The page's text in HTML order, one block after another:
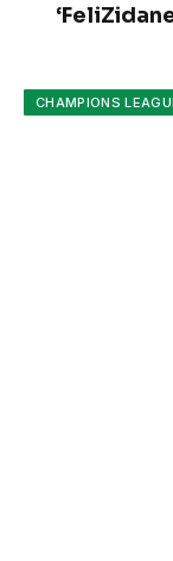
CHAMPIONS